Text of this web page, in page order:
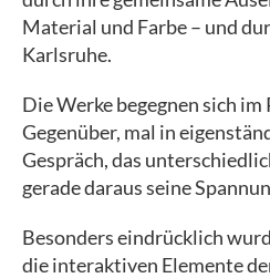
Material und Farbe – und
Karlsruhe.
Die Werke begegnen sich
Gegenüber, mal in
Gespräch, das
gerade daraus seine
Besonders eindrücklich
die interaktiven Elemente